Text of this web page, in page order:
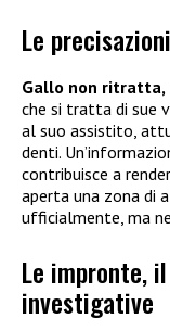
Le
Gallo non ritratta,
che si tratta di sue
al suo assistito,
denti.
contribuisce a
aperta una zona di
ufficialmente, ma
Le impronte,
investigative